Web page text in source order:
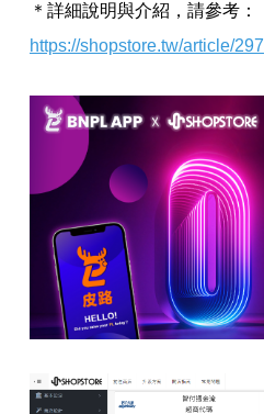
＊詳細說明與介紹，請參考：
https://shopstore.tw/article/297